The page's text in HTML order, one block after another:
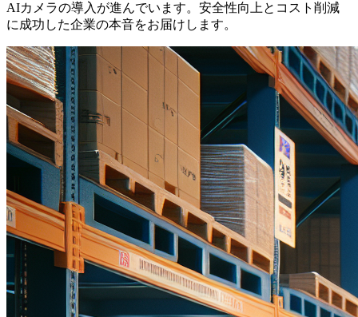
AIカメラの導入が進んでいます。安全性向上とコスト削減
に成功した企業の本音をお届けします。